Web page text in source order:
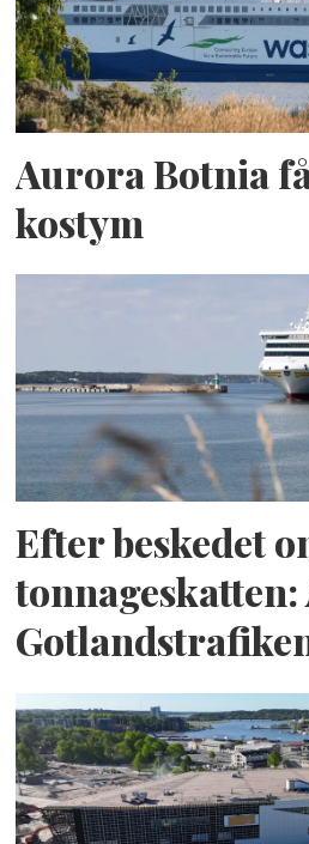
Aurora Botnia
kostym
Efter beskedet